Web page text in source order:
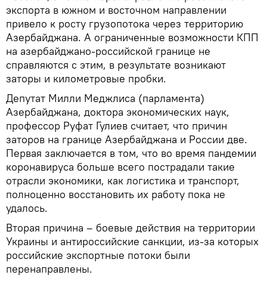
экспорта в южном и восточном направлении
привело к росту грузопотока через территорию
Азербайджана. А ограниченные возможности КПП
на азербайджано-российской границе не
справляются с этим, в результате возникают
заторы и километровые пробки.
Депутат Милли Меджлиса (парламента)
Азербайджана, доктора экономических наук,
профессор Руфат Гулиев считает, что причин
заторов на границе Азербайджана и России две.
Первая заключается в том, что во время пандемии
коронавируса больше всего пострадали такие
отрасли экономики, как логистика и транспорт,
полноценно восстановить их работу пока не
удалось.
Вторая причина – боевые действия на территории
Украины и антироссийские санкции, из-за которых
российские экспортные потоки были
перенаправлены.